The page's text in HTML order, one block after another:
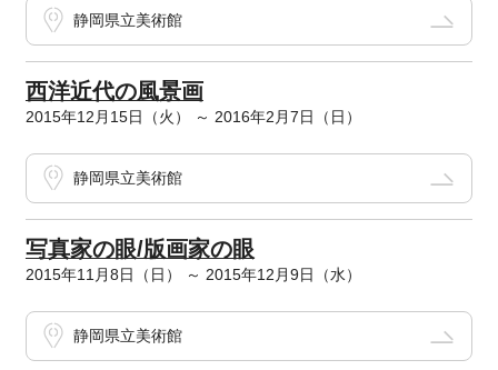
静岡県立美術館
西洋近代の風景画
2015年12月15日（火） ～ 2016年2月7日（日）
静岡県立美術館
写真家の眼/版画家の眼
2015年11月8日（日） ～ 2015年12月9日（水）
静岡県立美術館